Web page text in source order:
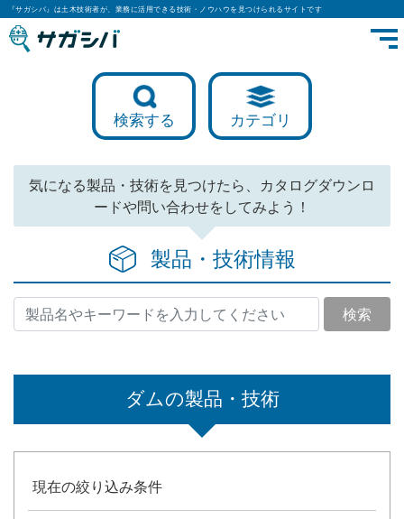
『サガシバ』は土木技術者が、業務に活用できる技術・ノウハウを見つけられるサイトです
検索する カテゴリ
気になる製品・技術を見つけたら、カタログダウンロ
ードや問い合わせをしてみよう！
製品・技術情報
検索
ダムの製品・技術
現在の絞り込み条件